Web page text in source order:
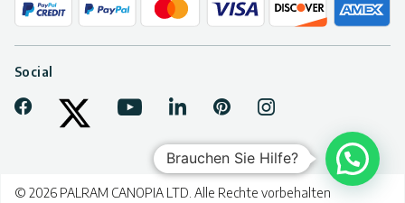
Social
Facebook
YoutubeLinkedInPinterestInstagram
© 2026 PALRAM CANOPIA LTD. Alle Rechte vorbehalten
Brauchen Sie Hilfe?